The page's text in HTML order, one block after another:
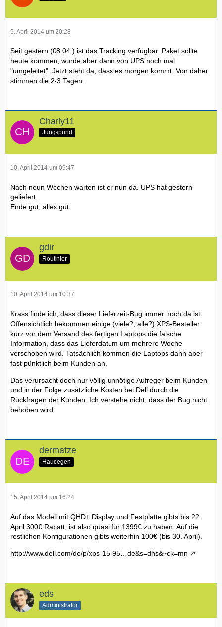
9. April 2014 um 20:28
Seit gestern (08.04.) ist das Tracking verfügbar. Paket sollte
heute kommen, wurde aber dann von UPS noch mal
"umgeleitet". Jetzt steht da, dass es morgen kommt. Von daher
stimmen die 2-3 Tagen.
Charly11
Jungspund
10. April 2014 um 09:47
Nach neun Wochen warten ist er nun da. UPS hat gestern
geliefert.
Ende gut, alles gut.
gdir
Routinier
10. April 2014 um 10:37
Krass finde ich, dass dieser Lieferzeit-Bug immer noch da ist.
Offensichtlich bekommen einige (viele?, alle?) XPS-Besteller
kurz vor dem Versand des fertigen Laptops die falsche
Information, dass das Lieferdatum um mehrere Woche
verschoben wird. Tatsächlich kommen die Laptops dann aber
fast pünktlich beim Kunden an.
Das verursacht doch nur völlig unnötige Aufreger beim Kunden
und in der Folge zusätzliche Kosten bei Dell durch die
Rückfragen der Kunden. Ich verstehe nicht, dass der Bug nicht
behoben wird.
dermatze
Haudegen
15. April 2014 um 16:24
Auf das Modell mit QHD+ Display und Festplatte gibts bis 22.
April 300€ Rabatt, ist also quasi für 1399€ zu haben. Auf die
restlichen Konfigurationen gibts weiterhin 100€ (bis 30. April).
http://www.dell.com/de/p/xps-15-95…de&s=dhs&~ck=mn
eds
Administrator